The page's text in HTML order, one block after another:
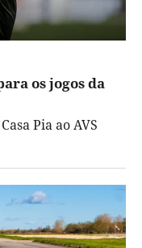
os jogos da
Pia ao AVS